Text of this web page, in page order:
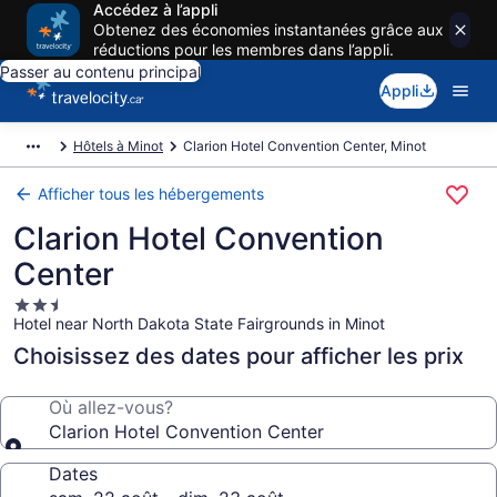
Accédez à l’appli
Obtenez des économies instantanées grâce aux
réductions pour les membres dans l’appli.
Passer au contenu principal
Appli
Hôtels à Minot Clarion Hotel Convention Center, Minot
Afficher tous les hébergements
Clarion Hotel Convention
Center
Hébergement
2.5 étoiles
Hotel near North Dakota State Fairgrounds in Minot
Choisissez des dates pour afficher les prix
Où allez-vous?
Clarion Hotel Convention Center
Dates